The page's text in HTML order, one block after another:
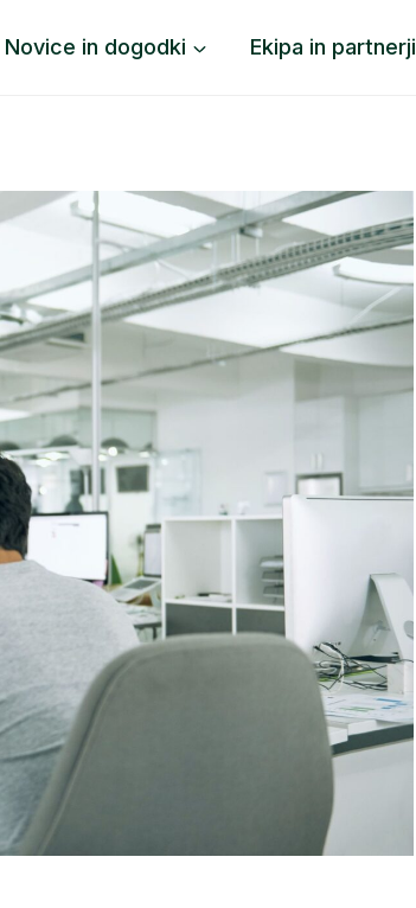
Novice in dogodki Ekipa in partnerji